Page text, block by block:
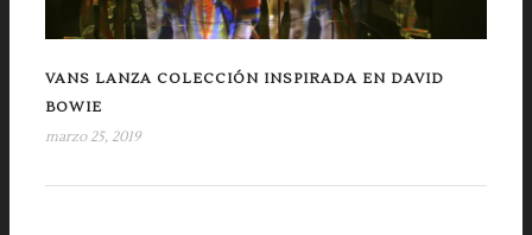
VANS LANZA COLECCIÓN INSPIRADA EN DAVID
BOWIE
marzo 25, 2019